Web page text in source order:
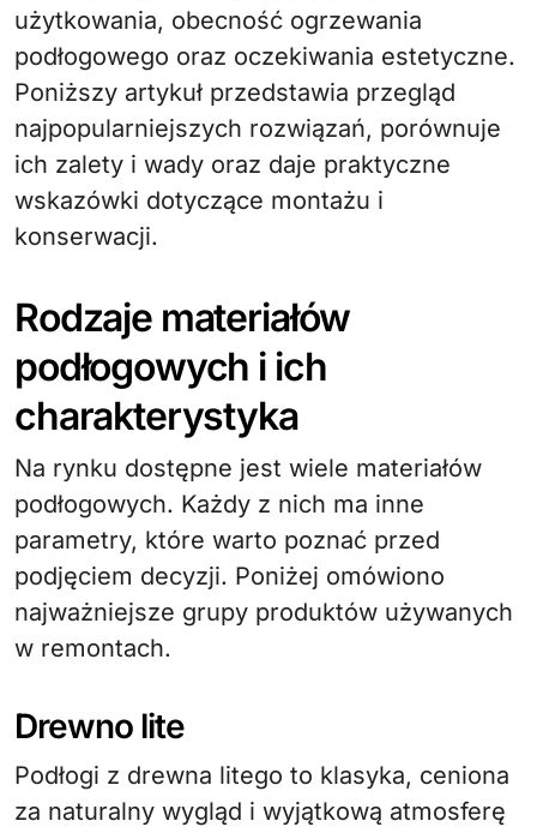
użytkowania, obecność ogrzewania
podłogowego oraz oczekiwania estetyczne.
Poniższy artykuł przedstawia przegląd
najpopularniejszych rozwiązań, porównuje
ich zalety i wady oraz daje praktyczne
wskazówki dotyczące montażu i
konserwacji.
Rodzaje materiałów
podłogowych i ich
charakterystyka
Na rynku dostępne jest wiele materiałów
podłogowych. Każdy z nich ma inne
parametry, które warto poznać przed
podjęciem decyzji. Poniżej omówiono
najważniejsze grupy produktów używanych
w remontach.
Drewno lite
Podłogi z drewna litego to klasyka, ceniona
za naturalny wygląd i wyjątkową atmosferę